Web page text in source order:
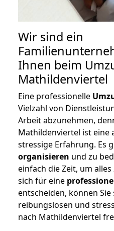
Wir sind ein
Ihnen beim
Mathildenviertel
Eine professionelle
Vielzahl von
Arbeit abzunehmen,
Mathildenviertel ist eine
stressige Erfahrung. Es
organisieren und zu
einfach die Zeit, um
sich für eine
entscheiden, können Sie
reibungslosen und
nach Mathildenviertel